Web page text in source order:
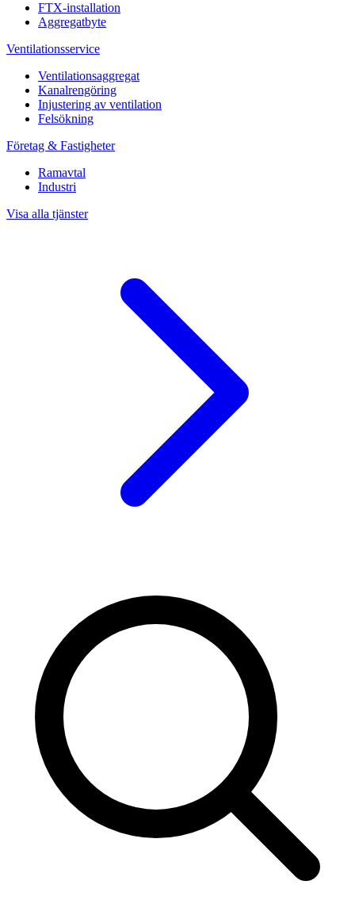
FTX-installation
Aggregatbyte
Ventilationsservice
Ventilationsaggregat
Kanalrengöring
Injustering av ventilation
Felsökning
Företag & Fastigheter
Ramavtal
Industri
Visa alla tjänster